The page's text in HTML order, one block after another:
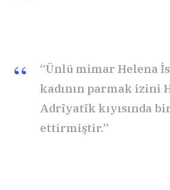
“Ünlü mimar Helena
kadının parmak izini
Adrîyatîk kıyısında
ettirmiştir.”